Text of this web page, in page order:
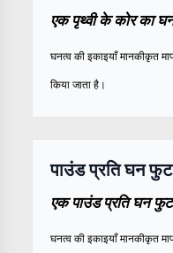
एक पृथ्वी के कोर का
घनत्व की इकाइयाँ मानकीकृत
किया जाता है।
पाउंड प्रति घन
एक पाउंड प्रति घन
घनत्व की इकाइयाँ मानकीकृत